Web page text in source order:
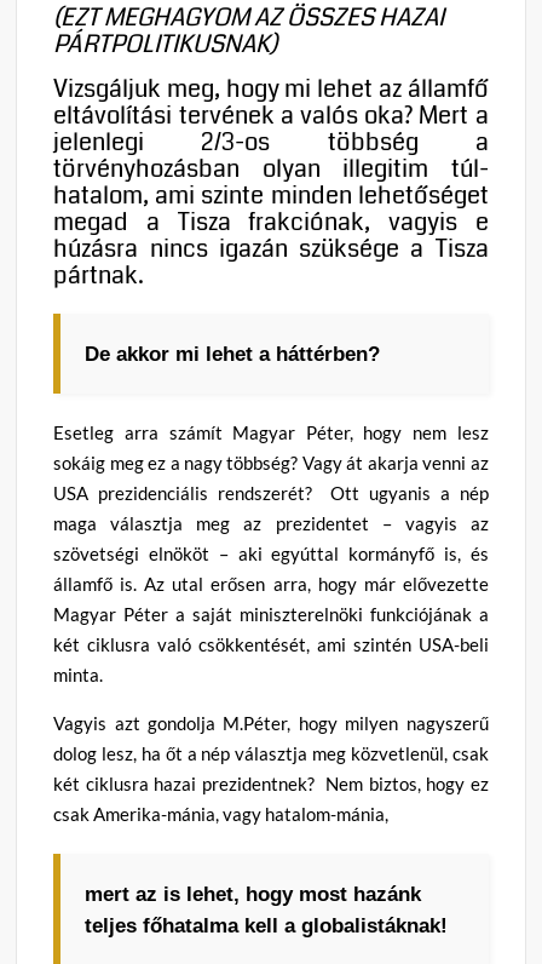
(EZT MEGHAGYOM AZ ÖSSZES HAZAI
PÁRTPOLITIKUSNAK)
Vizsgáljuk meg, hogy mi lehet az államfő
eltávolítási tervének a valós oka? Mert a
jelenlegi 2/3-os többség a
törvényhozásban olyan illegitim túl-
hatalom, ami szinte minden lehetőséget
megad a Tisza frakciónak, vagyis e
húzásra nincs igazán szüksége a Tisza
pártnak.
De akkor mi lehet a háttérben?
Esetleg arra számít Magyar Péter, hogy nem lesz
sokáig meg ez a nagy többség? Vagy át akarja venni az
USA prezidenciális rendszerét? Ott ugyanis a nép
maga választja meg az prezidentet – vagyis az
szövetségi elnököt – aki egyúttal kormányfő is, és
államfő is. Az utal erősen arra, hogy már elővezette
Magyar Péter a saját miniszterelnöki funkciójának a
két ciklusra való csökkentését, ami szintén USA-beli
minta.
Vagyis azt gondolja M.Péter, hogy milyen nagyszerű
dolog lesz, ha őt a nép választja meg közvetlenül, csak
két ciklusra hazai prezidentnek? Nem biztos, hogy ez
csak Amerika-mánia, vagy hatalom-mánia,
mert az is lehet, hogy most hazánk
teljes főhatalma kell a globalistáknak!